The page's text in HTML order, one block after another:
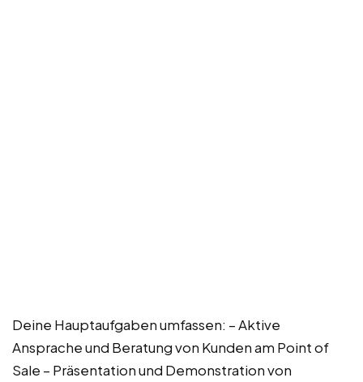
Deine Hauptaufgaben umfassen: – Aktive
Ansprache und Beratung von Kunden am Point of
Sale – Präsentation und Demonstration von